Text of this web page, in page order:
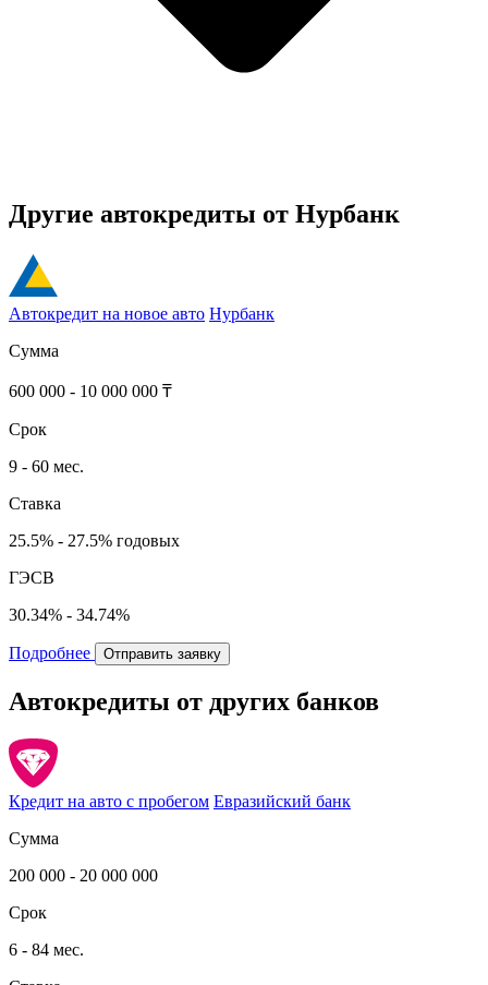
Другие автокредиты от Нурбанк
Автокредит на новое авто Нурбанк
Сумма
600 000 - 10 000 000 ₸
Срок
9 - 60 мес.
Ставка
25.5% - 27.5% годовых
ГЭСВ
30.34% - 34.74%
Подробнее Отправить заявку
Автокредиты от других банков
Кредит на авто с пробегом Евразийский банк
Сумма
200 000 - 20 000 000
Срок
6 - 84 мес.